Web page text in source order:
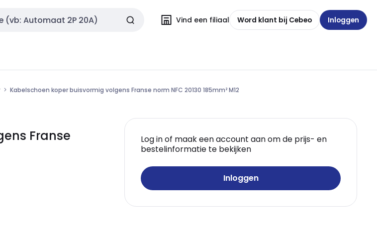
Vind een filiaal Word klant bij Cebeo Inloggen
Kabelschoen koper buisvormig volgens Franse norm NFC 20130 185mm² M12
Franse
Log in of maak een account aan om de prijs- en
bestelinformatie te bekijken
Inloggen